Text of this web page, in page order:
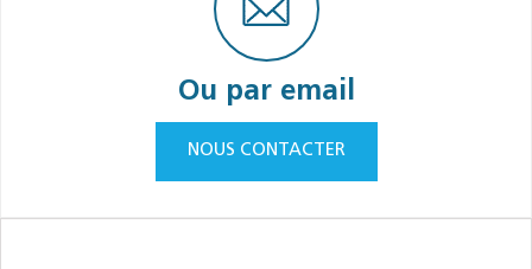
Ou par email
NOUS CONTACTER